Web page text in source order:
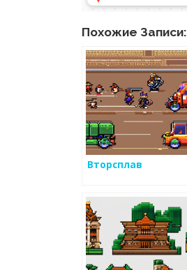
Похожие Записи:
Вторсплав